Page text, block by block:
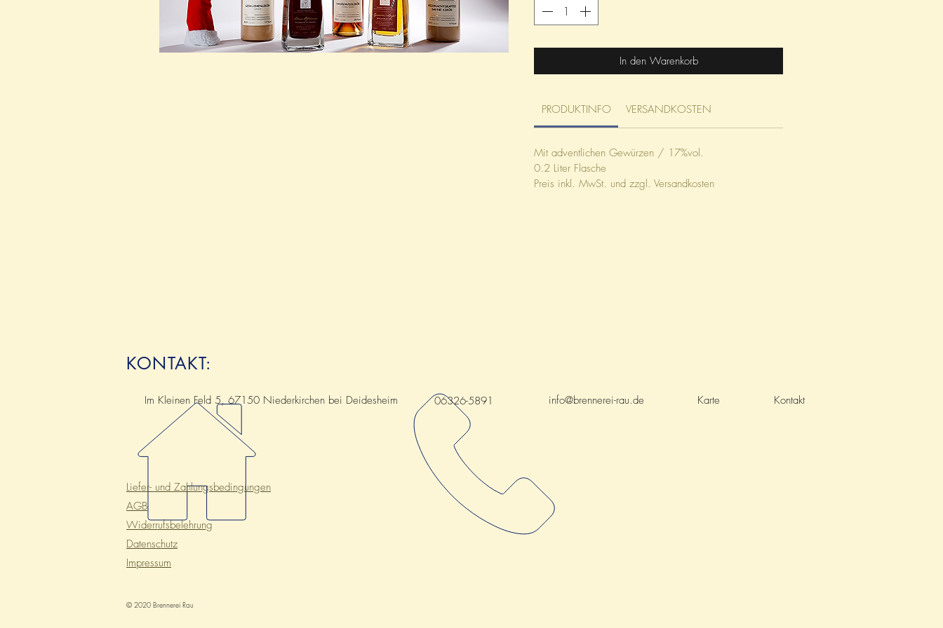
Liter
In den Warenkorb
PRODUKTINFO VERSANDKOSTEN
Mit adventlichen Gewürzen / 17%vol.
0.2 Liter Flasche
Preis inkl. MwSt. und zzgl. Versandkosten
KONTAKT:
Im Kleinen Feld 5, 67150 Niederkirchen bei Deidesheim 06326-5891 info@brennerei-rau.de Karte Kontakt
Liefer- und Zahlungsbedingungen
AGB
Widerrufsbelehrung
Datenschutz
Impressum
© 2020 Brennerei Rau